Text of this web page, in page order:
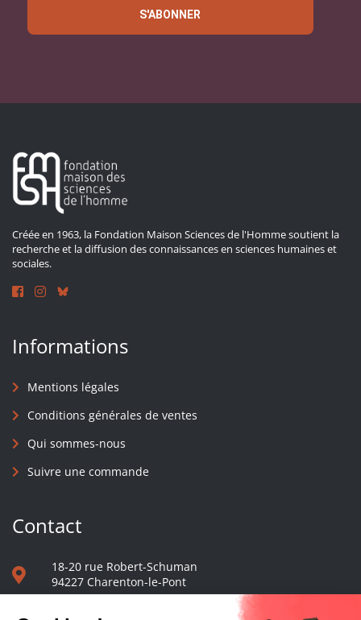
S'ABONNER
Créée en 1963, la Fondation Maison Sciences de l'Homme soutient la
recherche et la diffusion des connaissances en sciences humaines et
sociales.
Informations
Mentions légales
Conditions générales de ventes
Qui sommes-nous
Suivre une commande
Contact
18-20 rue Robert-Schuman
94227 Charenton-le-Pont